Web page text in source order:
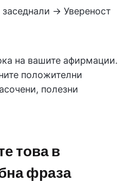
заседнали → Увереност
на вашите афирмации.
положителни
полезни
това в
фраза